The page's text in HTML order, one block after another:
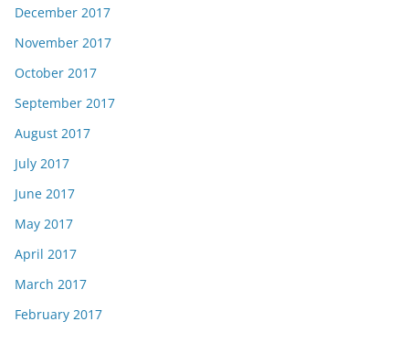
December 2017
November 2017
October 2017
September 2017
August 2017
July 2017
June 2017
May 2017
April 2017
March 2017
February 2017